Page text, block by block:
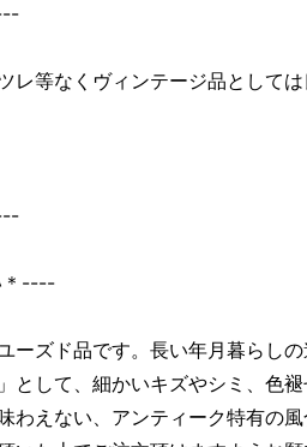
なくヴィンテージ品としては
＊----
ーズド品です。長い年月暮らし
として、細かいキズやシミ、色
わえない、アンティーク特有の